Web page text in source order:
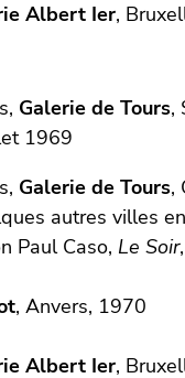
Albert Ier,
Galerie de Tours,
1969
Galerie de Tours,
autres villes
Paul Caso, Le Soir
, Anvers, 1970
Albert Ier,